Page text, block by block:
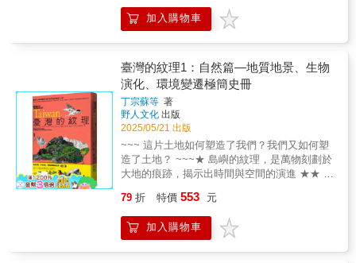
織起來的深刻之作。它提醒我們，現在這個看
似穩定的世界，實則站在漫長氣候變化的邊
緣。若能以科學與理性行動，我們仍有機會讓
捩點。【專業肯定推薦】林子倫｜行政院能源
及減碳辦公室副執行長汪中和｜前中研院地球
所研究員、needs Radio地球ICU節目主持人孫
烜駿｜國立臺灣大學氣候變遷與永續發展國際
學位學程助理教授許晃雄｜研院環境變遷研究
中心特聘研究員（退休）彭啟明｜環境部部長
黃貞祥｜國立清華大學生命科學系副教授陳正
達｜師範大學地球科學系教授鄭明典｜前中央
境， 而人類的近代歷史，同樣反映了地球動力
學的巨大影響&hellip;&hellip; 達奈爾為人類歷
史舞臺，提供了令人驚喜的背景故事。
&mdash;&mdash; 美國圖書館協會《書目》雜
誌 非凡之作&hellip;&hellip;達奈爾為人類與地
球之間的關係，提供了全新視角。 達奈爾精通
地質學、地理學、人類學、物理學、化學、生
物學、天文學與歷史學。 這無疑是一項了不起
的成就，但真正讓他與眾不同的是， 他能以清
晰、邏輯嚴密、且富含娛樂性的方式， 將這些
學門的相互關聯，傳達出來。真是精采絕倫！
&mdash;&mdash;英國《泰晤士報》 這是一部
針對我們物種、乃至整個世界歷史的宏大且精
闢的概述。 無論是討論各大陸的形成，還是氣
候變遷對人類遷徙的影響， 達奈爾都擁有一種
罕見的天賦，能夠看清大局，並解釋關鍵所
手來挑戰的難題。 一八三〇年代，就在達爾文
搭乘「小獵犬號」至加拉巴哥群島的同一個時
代，英國兩位業餘的地質學家，一位是牧師出
們勇於挑戰這個無人能解的難題與懸案，他們
跋山涉水，在威爾斯、蘇格蘭鄉間崎嶇的地形
上到處挖掘石頭、化石，推測地層及年代， 他
們的發現，令當時的學界為之震撼。而他們既
合作又競爭，亦敵亦友，後來不同的觀點引發
志留紀與寒武紀如何劃分的激烈爭論，甚至演
變為互相攻擊，不惜反目。他們的激烈爭論為
既為了學術的真相，也為了個人的名聲與榮
塞吉維克與莫奇森的發現，雖然奠定了志留紀
下不少疑點，直到三十年後，終於出現第三位
業餘學者拉普沃斯，發現了破案的關鍵: 筆石，
從而確定了又一個新的地質年代：奧陶紀......
的紋理1：自然篇》，轉回人類生活本身，深刻
觀看地景背後人與自然的關係，指出全球格局
濟、氣候變遷等，各種歷史糾結被真實說出，
至今仍不斷作用於島嶼。兩大脈絡，一是人與
環境作用下的歷史經濟文化活動，二是加入氣
候變遷因素後的災害預警與未來生存指引。經
濟是驅動地景變遷最劇烈的因素，從馬克思到
皮凱提皆強調世界地景是為經濟所支配。本書
拆解此複雜且充滿挑戰的課題，談水文與山區
農業的關係；臺灣森林的特殊性以及日治時期
的林業史如何形塑了生態系與臺灣史；曾為東
亞第一金都的金瓜石以及九份、水湳洞的礦業
貿易路徑；臺灣高科技半導體產業如何以造山
運動詮釋等。在這個世界級的實驗室中，地方
紋理被塑造出來，來自社區網絡、地方特色、
加入購物車
臺灣的紋理1：自然篇—地質地景、生物
演化、環境變遷極簡史冊
丁宗蘇等 著
野人文化 出版
2025/05/21 出版
~~~ 這片土地如何塑造了我們？我們又如何塑
造了土地？ ~~~★ 島嶼的紋理，是萬物刻劃於
大地的痕跡，揭示出時間與空間的演進 ★★ 從
★★ 地質地景、生物演化、環境變遷——11篇
跨越時空、相互嵌合的篇章指出珍貴的環境價
值，是一本為當今社會所整理的重要自然知識
79 折 特價 553 元
加入購物車